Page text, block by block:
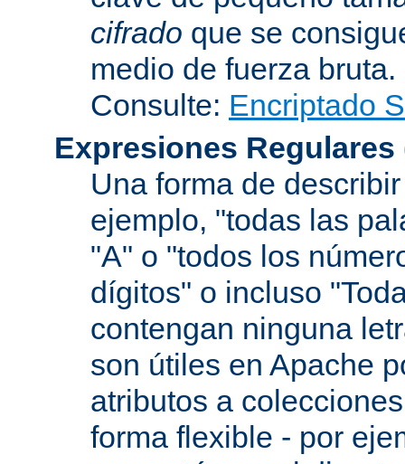
cifrado que se
medio de fuerza bruta.
Consulte: Encriptado
Expresiones Regulares
Una forma de
ejemplo, "todas las
"A" o "todos los
dígitos" o incluso
contengan ninguna
son útiles en Apache
atributos a
forma flexible - por